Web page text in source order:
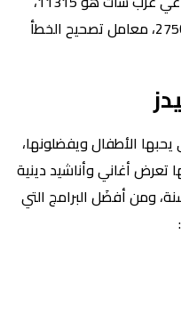
استقطاب عمودي، معدل الترميز 27500، معامل تصحيح الخطأ
الأطفال ويفضلونها،
عام 2009، كما أنها تعرض أغاني وأناشيد دينية
من سن 3 سنوات حتى 12 سنة، ومن أفضَل البرامج التي